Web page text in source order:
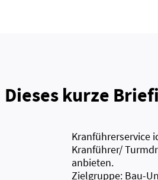
Dieses kurze
Kranführerservice
Kranführer/
anbieten.
Zielgruppe: Bau-